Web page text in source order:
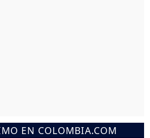
EN COLOMBIA.COM